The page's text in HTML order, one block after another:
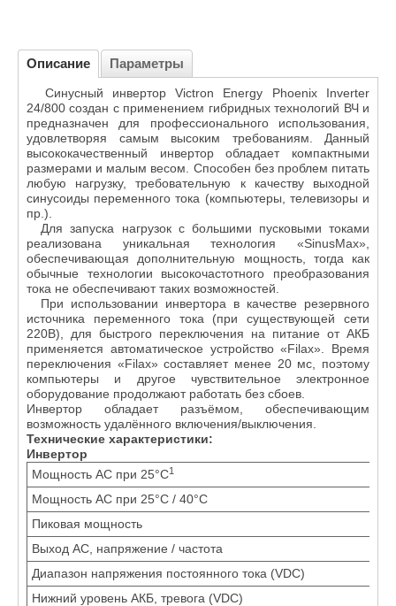
Описание Параметры
Синусный инвертор Victron Energy Phoenix Inverter
24/800 создан с применением гибридных технологий ВЧ и
предназначен для профессионального использования,
удовлетворяя самым высоким требованиям. Данный
высококачественный инвертор обладает компактными
размерами и малым весом. Способен без проблем питать
любую нагрузку, требовательную к качеству выходной
синусоиды переменного тока (компьютеры, телевизоры и
пр.).
Для запуска нагрузок с большими пусковыми токами
реализована уникальная технология «SinusMax»,
обеспечивающая дополнительную мощность, тогда как
обычные технологии высокочастотного преобразования
тока не обеспечивают таких возможностей.
При использовании инвертора в качестве резервного
источника переменного тока (при существующей сети
220В), для быстрого переключения на питание от АКБ
применяется автоматическое устройство «Filax». Время
переключения «Filax» составляет менее 20 мс, поэтому
компьютеры и другое чувствительное электронное
оборудование продолжают работать без сбоев.
Инвертор обладает разъёмом, обеспечивающим
возможность удалённого включения/выключения.
Технические характеристики:
Инвертор
Мощность АС при 25°C1
Мощность АС при 25°C / 40°C
Пиковая мощность
Выход АС, напряжение / частота
Диапазон напряжения постоянного тока (VDC)
Нижний уровень АКБ, тревога (VDC)